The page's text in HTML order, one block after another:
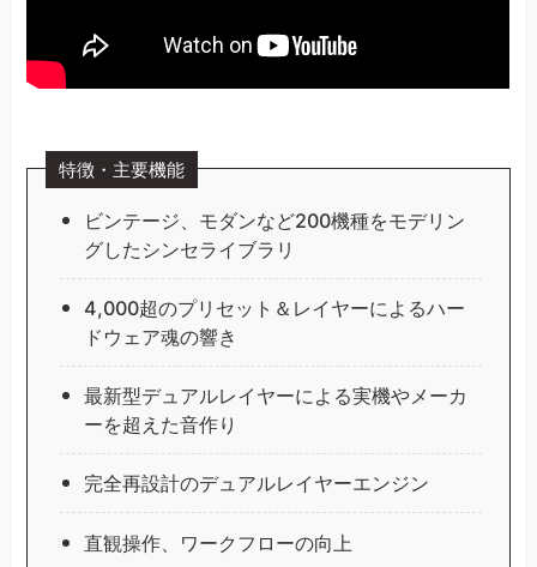
特徴・主要機能
ビンテージ、モダンなど200機種をモデリン
グしたシンセライブラリ
4,000超のプリセット＆レイヤーによるハー
ドウェア魂の響き
最新型デュアルレイヤーによる実機やメーカ
ーを超えた音作り
完全再設計のデュアルレイヤーエンジン
直観操作、ワークフローの向上